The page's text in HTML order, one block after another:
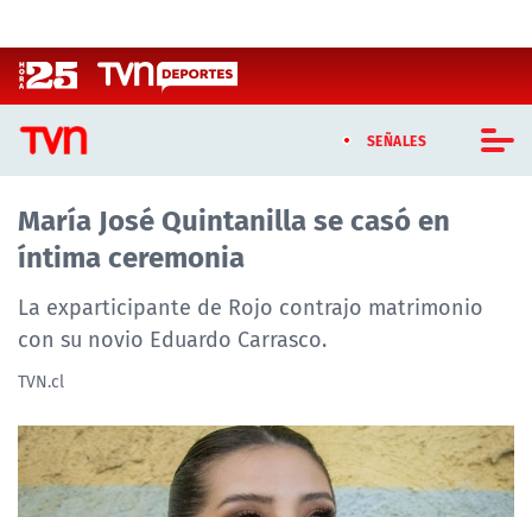
SEÑALES
CASTING MASTERCHEF CHILE
CASTING TVN VERTICAL
TVN VERTICAL
TVN PLAY
PROGRAMAS
TELESERIES
María José Quintanilla se casó en
íntima ceremonia
La exparticipante de Rojo contrajo matrimonio
con su novio Eduardo Carrasco.
TVN.cl